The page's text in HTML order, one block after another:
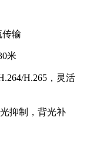
输
米
H.265，灵活
抑制，背光补